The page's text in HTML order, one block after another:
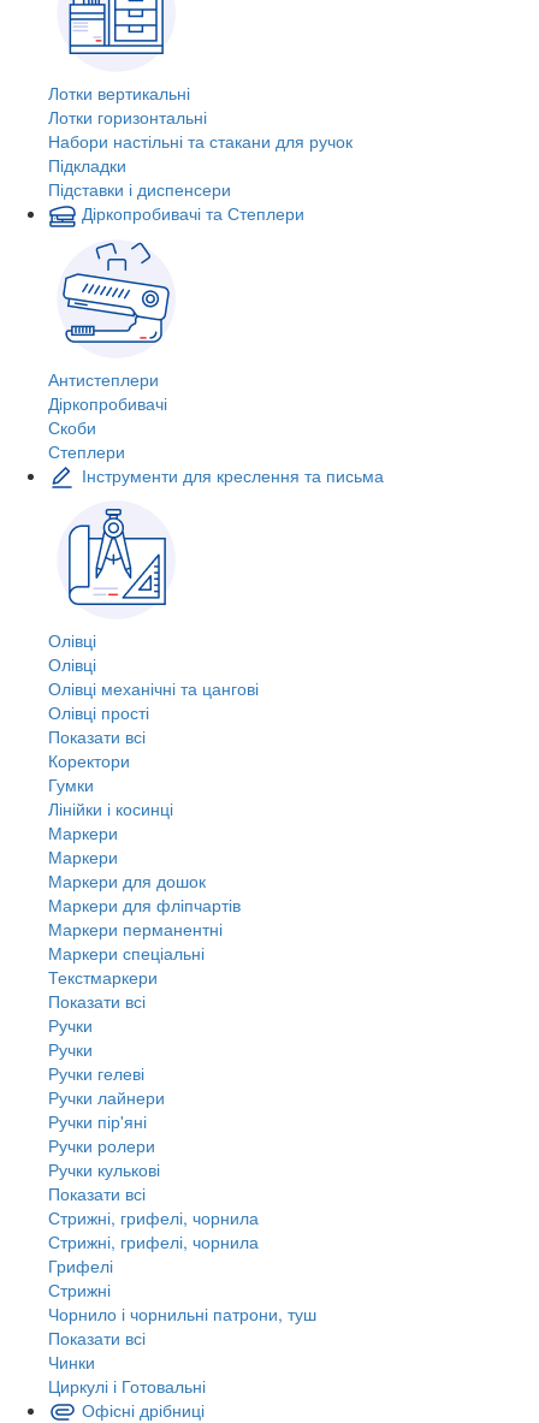
Лотки вертикальні
Лотки горизонтальні
Набори настільні та стакани для ручок
Підкладки
Підставки і диспенсери
Діркопробивачі та Степлери
Антистеплери
Діркопробивачі
Скоби
Степлери
Інструменти для креслення та письма
Олівці
Олівці
Олівці механічні та цангові
Олівці прості
Показати всі
Коректори
Гумки
Лінійки і косинці
Маркери
Маркери
Маркери для дошок
Маркери для фліпчартів
Маркери перманентні
Маркери спеціальні
Текстмаркери
Показати всі
Ручки
Ручки
Ручки гелеві
Ручки лайнери
Ручки пір'яні
Ручки ролери
Ручки кулькові
Показати всі
Стрижні, грифелі, чорнила
Стрижні, грифелі, чорнила
Грифелі
Стрижні
Чорнило і чорнильні патрони, туш
Показати всі
Чинки
Циркулі і Готовальні
Офісні дрібниці